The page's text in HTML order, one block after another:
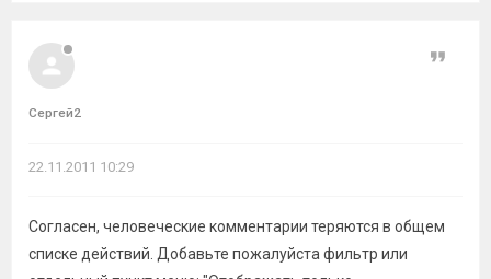
Сергей2
Цитата
22.11.2011 10:29
Согласен, человеческие комментарии теряются в общем
списке действий. Добавьте пожалуйста фильтр или